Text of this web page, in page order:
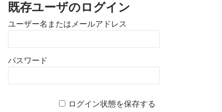
既存ユーザのログイン
ユーザー名またはメールアドレス
パスワード
ログイン状態を保存する